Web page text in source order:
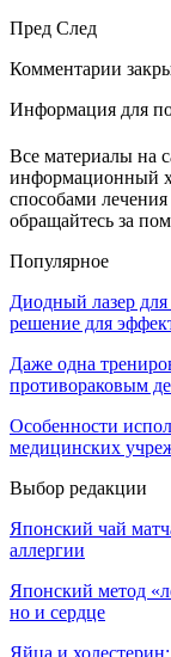
Пред След
Комментарии
Информация для
Все материалы на
информационный
способами
обращайтесь за
Популярное
Диодный лазер
решение для
Даже одна
противораковым
Особенности
медицинских
Выбор редакции
Японский чай
аллергии
Японский метод
но и сердце